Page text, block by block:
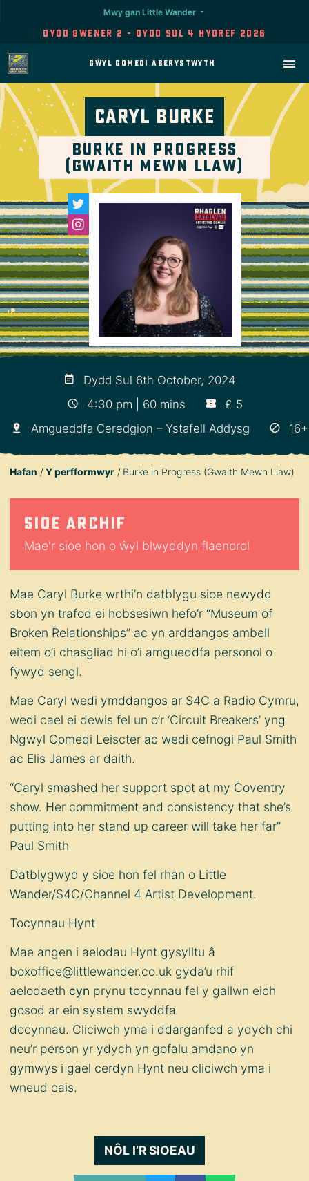
Dydd Gwener 2 - Dydd Sul 4 Hydref 2026
Mwy gan Little Wander
Gŵyl Gomedi Aberystwyth
Caryl Burke
Burke in Progress
(Gwaith Mewn Llaw)
Dydd Sul 6th October, 2024
4:30 pm | 60 mins
£ 5
Amgueddfa Ceredgion – Ystafell Addysg
16+
Hafan Y perfformwyr Burke in Progress (Gwaith Mewn Llaw)
Sioe archif
Mae'r sioe hon o ŵyl blwyddyn flaenorol
Mae Caryl Burke wrthi’n datblygu sioe newydd
sbon yn trafod ei hobsesiwn hefo’r “Museum of
Broken Relationships” ac yn arddangos ambell
eitem o’i chasgliad hi o’i amgueddfa personol o
fywyd sengl.
Mae Caryl wedi ymddangos ar S4C a Radio Cymru,
wedi cael ei dewis fel un o’r ‘Circuit Breakers’ yng
Ngwyl Comedi Leiscter ac wedi cefnogi Paul Smith
ac Elis James ar daith.
“Caryl smashed her support spot at my Coventry
show. Her commitment and consistency that she’s
putting into her stand up career will take her far”
Paul Smith
Datblygwyd y sioe hon fel rhan o Little
Wander/S4C/Channel 4 Artist Development.
Tocynnau Hynt
Mae angen i aelodau Hynt gysylltu â
boxoffice@littlewander.co.uk gyda’u rhif
aelodaeth cyn prynu tocynnau fel y gallwn eich
gosod ar ein system swyddfa
docynnau. Cliciwch yma i ddarganfod a ydych chi
neu’r person yr ydych yn gofalu amdano yn
gymwys i gael cerdyn Hynt neu cliciwch yma i
wneud cais.
NÔL I’R SIOEAU